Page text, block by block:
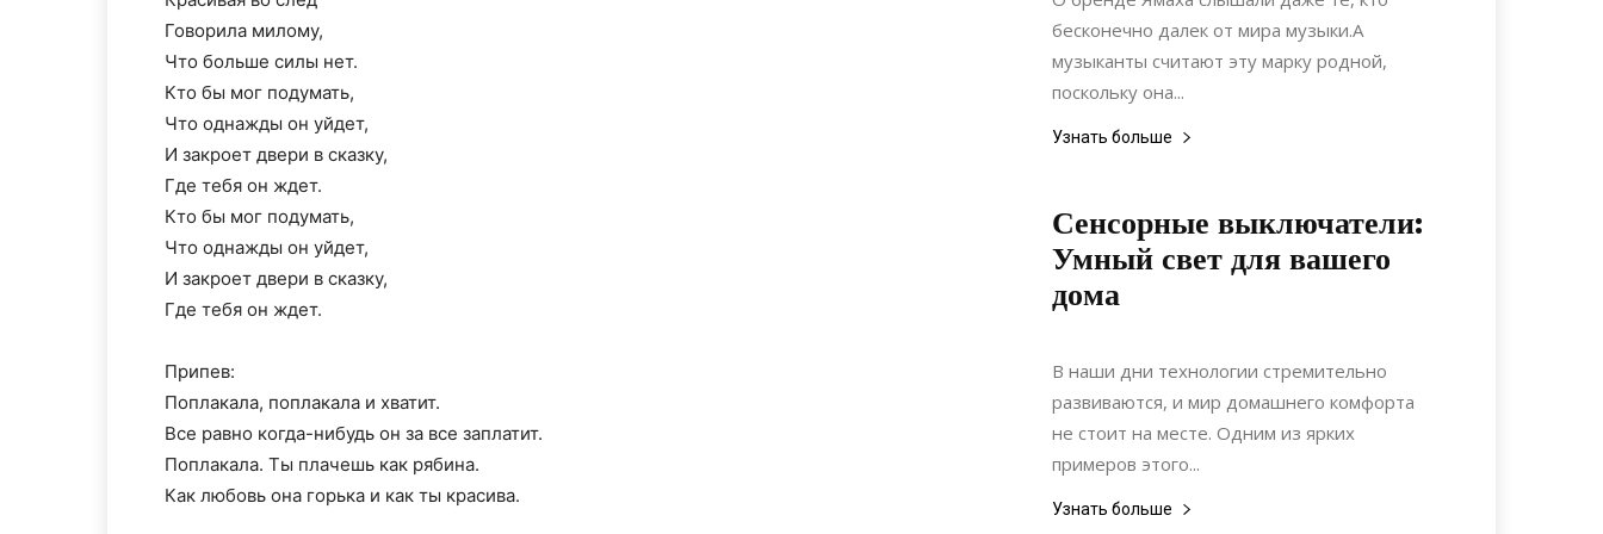
Говорила милому,
Что больше силы нет.
Кто бы мог подумать,
Что однажды он уйдет,
И закроет двери в сказку,
Где тебя он ждет.
Кто бы мог подумать,
Что однажды он уйдет,
И закроет двери в сказку,
Где тебя он ждет.
Припев:
Поплакала, поплакала и хватит.
Все равно когда-нибудь он за все заплатит.
Поплакала. Ты плачешь как рябина.
Как любовь она горька и как ты красива.
бесконечно далек от мира музыки.А
музыканты считают эту марку родной,
поскольку она...
Узнать больше
Сенсорные выключатели:
Умный свет для вашего
дома
02.02.2025
В наши дни технологии стремительно
развиваются, и мир домашнего комфорта
не стоит на месте. Одним из ярких
примеров этого...
Узнать больше